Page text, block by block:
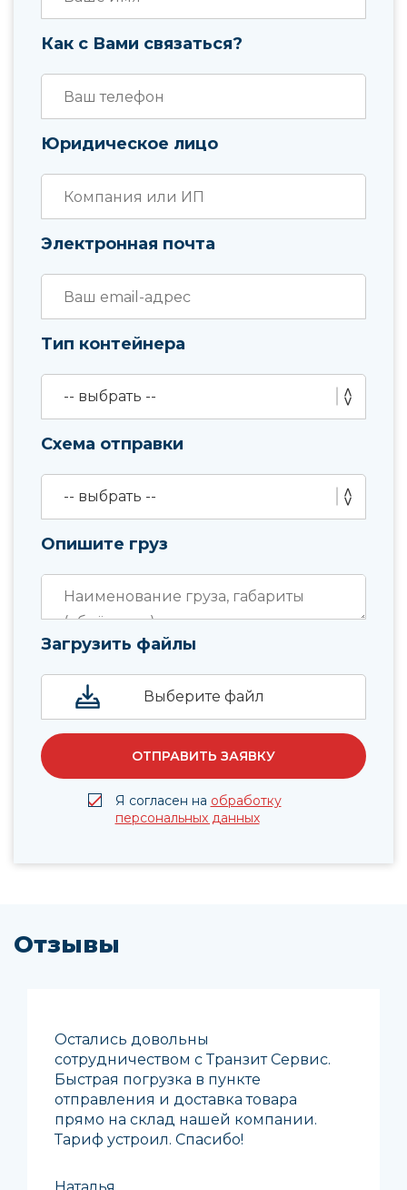
Как с Вами связаться?
Юридическое лицо
Электронная почта
Тип контейнера
Схема отправки
Опишите груз
Загрузить файлы
Я согласен на обработку
персональных данных
Отзывы
Остались довольны
сотрудничеством с Транзит Сервис.
Быстрая погрузка в пункте
отправления и доставка товара
прямо на склад нашей компании.
Тариф устроил. Спасибо!